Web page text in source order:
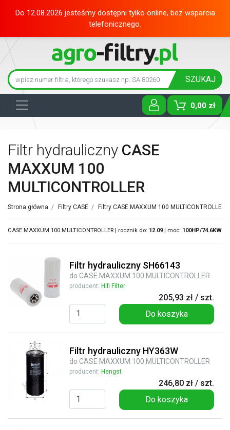
Do 12.08.2026 jesteśmy dostępni tylko online, bez wsparcia
telefonicznego.
SZUKAJ
0,00 zł
Toggle
Filtr hydrauliczny CASE
MAXXUM 100
MULTICONTROLLER
Strona główna / Filtry CASE / Filtry CASE MAXXUM 100 MULTICONTROLLER
CASE MAXXUM 100 MULTICONTROLLER | rocznik do: 12.09| moc: 100HP/74.6KW
Filtr hydrauliczny SH66143
do CASE MAXXUM 100 MULTICONTROLLER
producent: Hifi Filter
205,93 zł / szt.
Do koszyka
Filtr hydrauliczny HY363W
do CASE MAXXUM 100 MULTICONTROLLER
producent: Hengst
246,80 zł / szt.
Do koszyka